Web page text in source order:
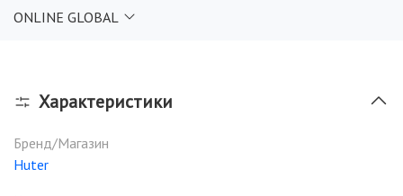
Мойка высокого давления является оборудованием
электрическим током, получения травмы или
ONLINE GLOBAL
Характеристики
Бренд/Магазин
Huter